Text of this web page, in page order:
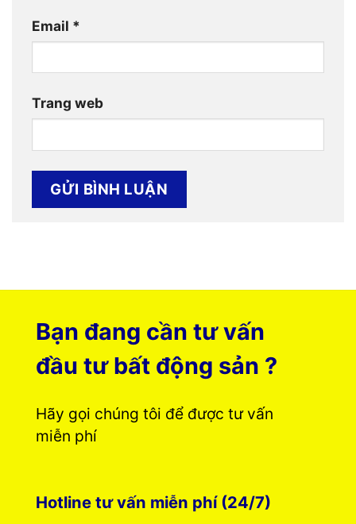
Email *
Trang web
Bạn đang cần tư vấn
đầu tư bất động sản ?
Hãy gọi chúng tôi để được tư vấn
miễn phí
Hotline tư vấn miễn phí (24/7)